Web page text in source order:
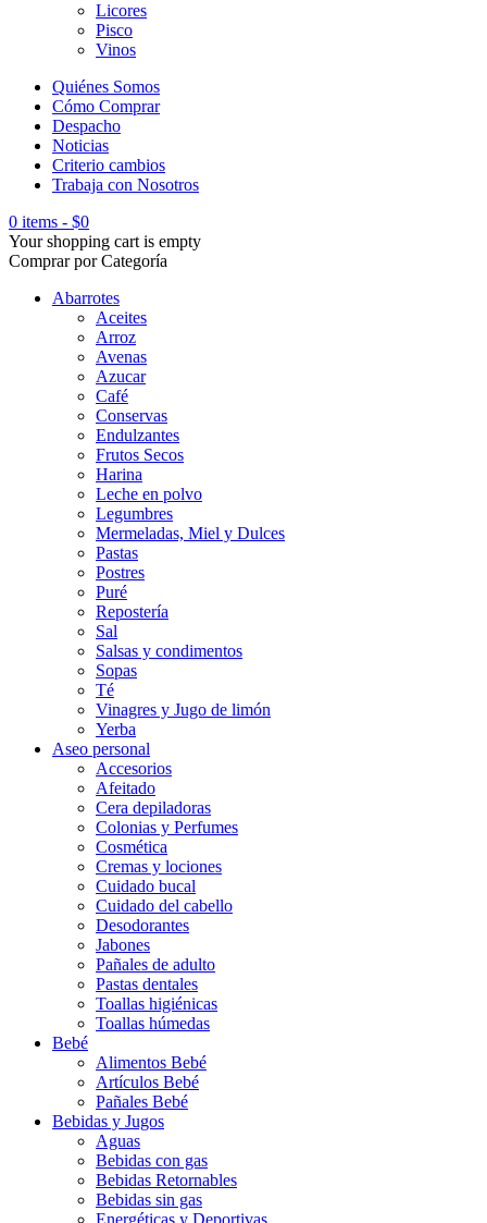
Licores
Pisco
Vinos
Quiénes Somos
Cómo Comprar
Despacho
Noticias
Criterio cambios
Trabaja con Nosotros
0 items - $0
Your shopping cart is empty
Comprar por Categoría
Abarrotes
Aceites
Arroz
Avenas
Azucar
Café
Conservas
Endulzantes
Frutos Secos
Harina
Leche en polvo
Legumbres
Mermeladas, Miel y Dulces
Pastas
Postres
Puré
Repostería
Sal
Salsas y condimentos
Sopas
Té
Vinagres y Jugo de limón
Yerba
Aseo personal
Accesorios
Afeitado
Cera depiladoras
Colonias y Perfumes
Cosmética
Cremas y lociones
Cuidado bucal
Cuidado del cabello
Desodorantes
Jabones
Pañales de adulto
Pastas dentales
Toallas higiénicas
Toallas húmedas
Bebé
Alimentos Bebé
Artículos Bebé
Pañales Bebé
Bebidas y Jugos
Aguas
Bebidas con gas
Bebidas Retornables
Bebidas sin gas
Energéticas y Deportivas